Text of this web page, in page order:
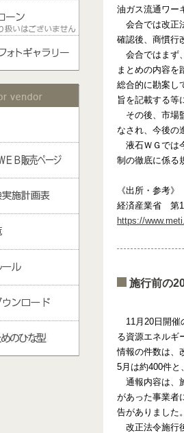
油ガス流通ワー
会合では改正
確認後、商慣行
会合ではまず
まとめの内容を
総合的に勘案し
旨を記載する等
その後、市場
なされ、今後の
液石ＷＧでは
制の徹底に係る
《出所・参考》
経済産業省 第
https://
施行前の
11月20日開催
る資源エネルギ
情報の件数は、
5月は約400件
通報内容は、
があった事業者
告がありました
改正法令施行